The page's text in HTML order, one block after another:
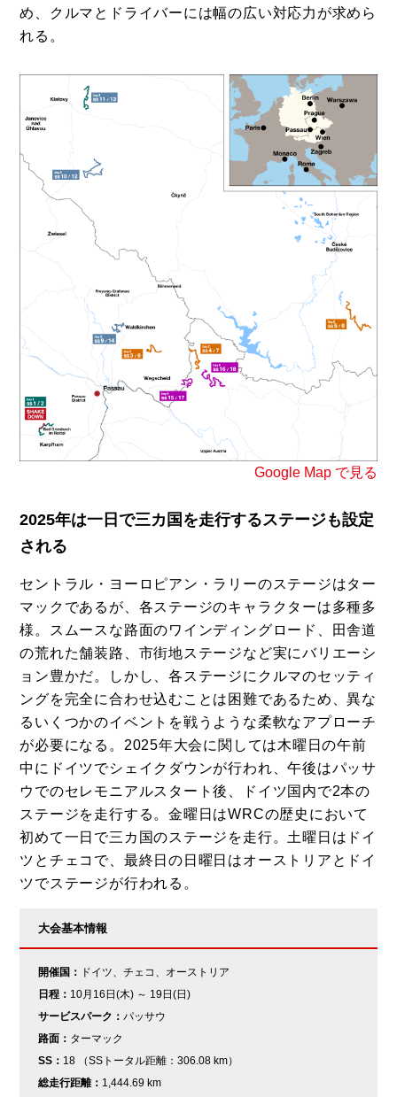
め、クルマとドライバーには幅の広い対応力が求めら
れる。
Google Map で見る
2025年は一日で三カ国を走行するステージも設定
される
セントラル・ヨーロピアン・ラリーのステージはター
マックであるが、各ステージのキャラクターは多種多
様。スムースな路面のワインディングロード、田舎道
の荒れた舗装路、市街地ステージなど実にバリエーシ
ョン豊かだ。しかし、各ステージにクルマのセッティ
ングを完全に合わせ込むことは困難であるため、異な
るいくつかのイベントを戦うような柔軟なアプローチ
が必要になる。2025年大会に関しては木曜日の午前
中にドイツでシェイクダウンが行われ、午後はパッサ
ウでのセレモニアルスタート後、ドイツ国内で2本の
ステージを走行する。金曜日はWRCの歴史において
初めて一日で三カ国のステージを走行。土曜日はドイ
ツとチェコで、最終日の日曜日はオーストリアとドイ
ツでステージが行われる。
大会基本情報
開催国： ドイツ、チェコ、オーストリア
日程： 10月16日(木) ～ 19日(日)
サービスパーク：パッサウ
路面： ターマック
SS： 18 （SSトータル距離：306.08 km）
総走行距離： 1,444.69 km